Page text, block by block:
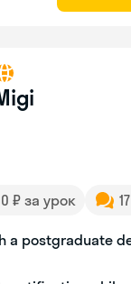
₽ за урок
a postgraduate